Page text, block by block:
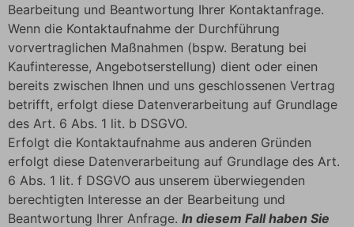
Bearbeitung und Beantwortung Ihrer Kontaktanfrage.
Wenn die Kontaktaufnahme der Durchführung
vorvertraglichen Maßnahmen (bspw. Beratung bei
Kaufinteresse, Angebotserstellung) dient oder einen
bereits zwischen Ihnen und uns geschlossenen Vertrag
betrifft, erfolgt diese Datenverarbeitung auf Grundlage
des Art. 6 Abs. 1 lit. b DSGVO.
Erfolgt die Kontaktaufnahme aus anderen Gründen
erfolgt diese Datenverarbeitung auf Grundlage des Art.
6 Abs. 1 lit. f DSGVO aus unserem überwiegenden
berechtigten Interesse an der Bearbeitung und
Beantwortung Ihrer Anfrage. In diesem Fall haben Sie